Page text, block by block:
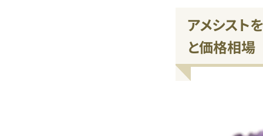
アメシスト
と価格相場